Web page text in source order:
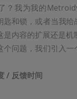
？我为我的
匙和锁，或者当我给
是内容的扩展还是机
个问题，我们引入一
/ 反馈时间